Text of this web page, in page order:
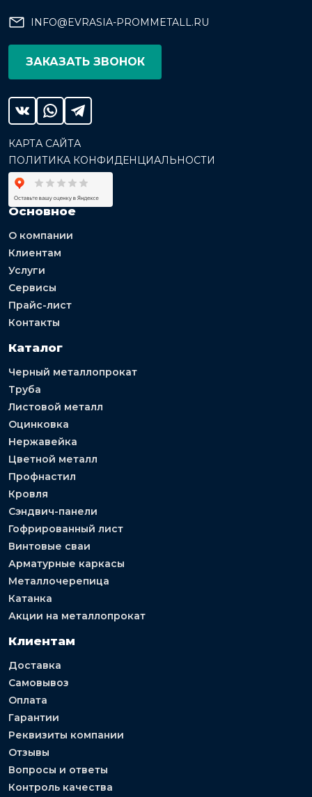
INFO@EVRASIA-PROMMETALL.RU
ЗАКАЗАТЬ ЗВОНОК
КАРТА САЙТА
ПОЛИТИКА КОНФИДЕНЦИАЛЬНОСТИ
Основное
О компании
Клиентам
Услуги
Сервисы
Прайс-лист
Контакты
Каталог
Черный металлопрокат
Труба
Листовой металл
Оцинковка
Нержавейка
Цветной металл
Профнастил
Кровля
Сэндвич-панели
Гофрированный лист
Винтовые сваи
Арматурные каркасы
Металлочерепица
Катанка
Акции на металлопрокат
Клиентам
Доставка
Самовывоз
Оплата
Гарантии
Реквизиты компании
Отзывы
Вопросы и ответы
Контроль качества